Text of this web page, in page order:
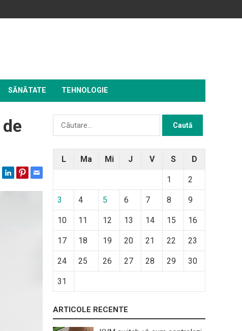
SĂNĂTATE TEHNOLOGIE
Caută
L Ma Mi J V S D
1 2
3 4 5 6 7 8 9
10 11 12 13 14 15 16
17 18 19 20 21 22 23
24 25 26 27 28 29 30
31
ARTICOLE RECENTE